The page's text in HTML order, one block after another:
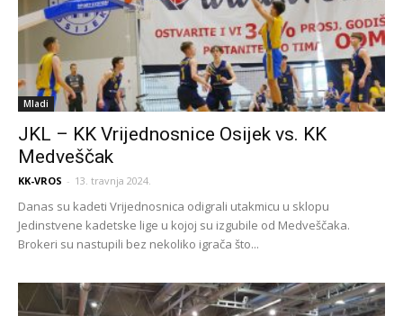
Mladi
JKL – KK Vrijednosnice Osijek vs. KK
Medveščak
KK-VROS - 13. travnja 2024.
Danas su kadeti Vrijednosnica odigrali utakmicu u sklopu
Jedinstvene kadetske lige u kojoj su izgubile od Medveščaka.
Brokeri su nastupili bez nekoliko igrača što...